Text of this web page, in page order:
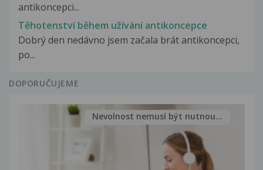
antikoncepci...
Těhotenství během užívání antikoncepce
Dobrý den nedávno jsem začala brát antikoncepci,
po...
DOPORUČUJEME
Nevolnost nemusí být nutnou...